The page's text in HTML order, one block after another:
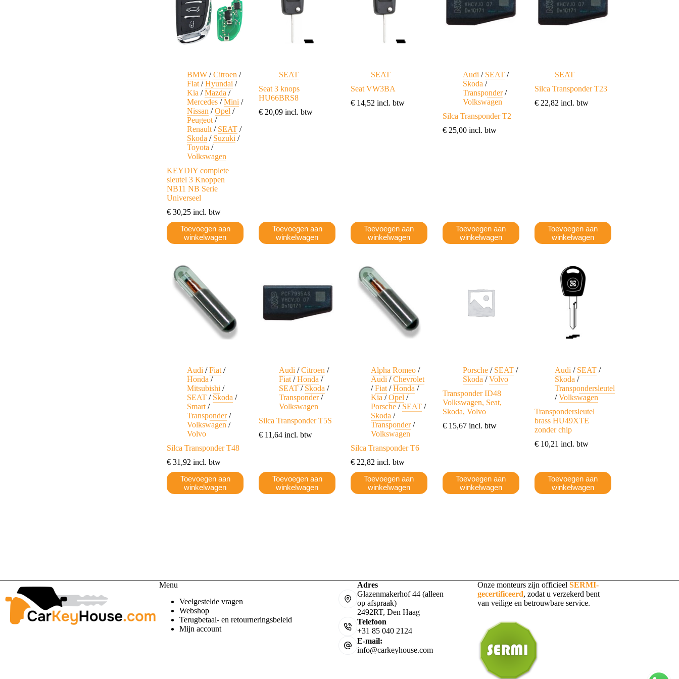
gekozen
worden
productpagina
gekozen
worden
productpagina
gekozen
worden
gekozen
worden
op
gekozen
worden
op
BMW /Citroen /
Fiat /Hyundai /
Kia /Mazda /
Mercedes /Mini /
Nissan /Opel /
Peugeot /
Renault / SEAT /
Skoda / Suzuki /
Toyota /
Volkswagen
KEYDIY complete
sleutel 3 Knoppen
NB11 NB Serie
Universeel
€ 30,25 incl. btw
Toevoegen aan
winkelwagen
SEAT
Seat 3 knops
HU66BRS8
€ 20,09 incl. btw
Toevoegen aan
winkelwagen
SEAT
Seat VW3BA
€ 14,52 incl. btw
Toevoegen aan
winkelwagen
Audi / SEAT/
Skoda /
Transponder/
Volkswagen
Silca Transponder T2
€25,00incl. btw
Toevoegen aan
winkelwagen
SEAT
Silca Transponder T23
€22,82 incl. btw
Toevoegen aan
winkelwagen
Audi /Fiat/
Honda /
Mitsubishi /
SEAT / Skoda /
Smart/
Transponder/
Volkswagen /
Volvo
Silca Transponder T48
€ 31,92 incl. btw
Toevoegen aan
winkelwagen
Audi /Citroen /
Fiat/Honda /
SEAT / Skoda /
Transponder/
Volkswagen
Silca Transponder T5S
€ 11,64 incl. btw
Toevoegen aan
winkelwagen
Alpha Romeo /
Audi /Chevrolet
/Fiat/Honda /
Kia /Opel /
Porsche / SEAT /
Skoda /
Transponder/
Volkswagen
Silca Transponder T6
€ 22,82 incl. btw
Toevoegen aan
winkelwagen
Porsche/ SEAT/
Skoda/Volvo
Transponder ID48
Volkswagen, Seat,
Skoda, Volvo
€15,67incl. btw
Toevoegen aan
winkelwagen
Audi/ SEAT/
Skoda/
Transpondersleutel
/Volkswagen
Transpondersleutel
brass HU49XTE
zonder chip
€10,21 incl. btw
Toevoegen aan
winkelwagen
Menu
Veelgestelde vragen
Webshop
Terugbetaal- en retourneringsbeleid
Mijn account
Adres
Glazenmakerhof 44 (alleen
op afspraak)
2492RT, Den Haag
Telefoon
+31 85 040 2124
E-mail:
info@carkeyhouse.com
Onze monteurs zijn officieel SERMI-
gecertificeerd, zodat u verzekerd bent
van veilige en betrouwbare service.